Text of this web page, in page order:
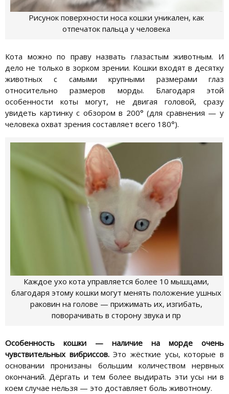
Рисунок поверхности носа кошки уникален, как
отпечаток пальца у человека
Кота можно по праву назвать глазастым животным. И
дело не только в зорком зрении. Кошки входят в десятку
животных с самыми крупными размерами глаз
относительно размеров морды. Благодаря этой
особенности коты могут, не двигая головой, сразу
увидеть картинку с обзором в 200° (для сравнения — у
человека охват зрения составляет всего 180°).
Каждое ухо кота управляется более 10 мышцами,
благодаря этому кошки могут менять положение ушных
раковин на голове — прижимать их, изгибать,
поворачивать в сторону звука и пр
Особенность кошки — наличие на морде очень
чувствительных вибриссов.Это жёсткие усы, которые в
основании пронизаны большим количеством нервных
окончаний. Дёргать и тем более выдирать эти усы ни в
коем случае нельзя — это доставляет боль животному.